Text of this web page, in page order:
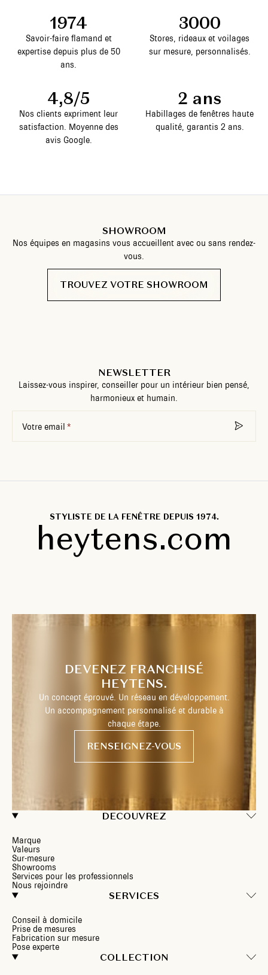
1974
Savoir-faire flamand et
expertise depuis plus de 50
ans.
3000
Stores, rideaux et voilages
sur mesure, personnalisés.
4,8/5
Nos clients expriment leur
satisfaction. Moyenne des
avis Google.
2 ans
Habillages de fenêtres haute
qualité, garantis 2 ans.
SHOWROOM
Nos équipes en magasins vous accueillent avec ou sans rendez-
vous.
TROUVEZ VOTRE SHOWROOM
NEWSLETTER
Laissez-vous inspirer, conseiller pour un intérieur bien pensé,
harmonieux et humain.
Votre email
STYLISTE DE LA FENÊTRE DEPUIS 1974.
heytens.com
DECOUVREZ
Marque
Valeurs
Sur-mesure
Showrooms
Services pour les professionnels
Nous rejoindre
SERVICES
Conseil à domicile
Prise de mesures
Fabrication sur mesure
Pose experte
COLLECTION
DEVENEZ FRANCHISÉ
HEYTENS.
Un concept éprouvé. Un réseau en développement.
Un accompagnement personnalisé et durable à
chaque étape.
RENSEIGNEZ-VOUS